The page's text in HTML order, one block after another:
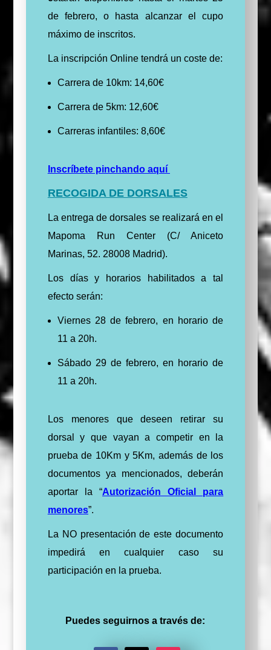
de febrero, o hasta alcanzar el cupo
máximo de inscritos.
La inscripción Online tendrá un coste de:
Carrera de 10km: 14,60€
Carrera de 5km: 12,60€
Carreras infantiles: 8,60€
Inscríbete pinchando aquí
RECOGIDA DE DORSALES
La entrega de dorsales se realizará en el
Mapoma Run Center (C/ Aniceto
Marinas, 52. 28008 Madrid).
Los días y horarios habilitados a tal
efecto serán:
Viernes 28 de febrero, en horario de
11 a 20h.
Sábado 29 de febrero, en horario de
11 a 20h.
Los menores que deseen retirar su
dorsal y que vayan a competir en la
prueba de 10Km y 5Km, además de los
documentos ya mencionados, deberán
aportar la “Autorización Oficial para
menores”.
La NO presentación de este documento
impedirá en cualquier caso su
participación en la prueba.
Puedes seguirnos a través de: